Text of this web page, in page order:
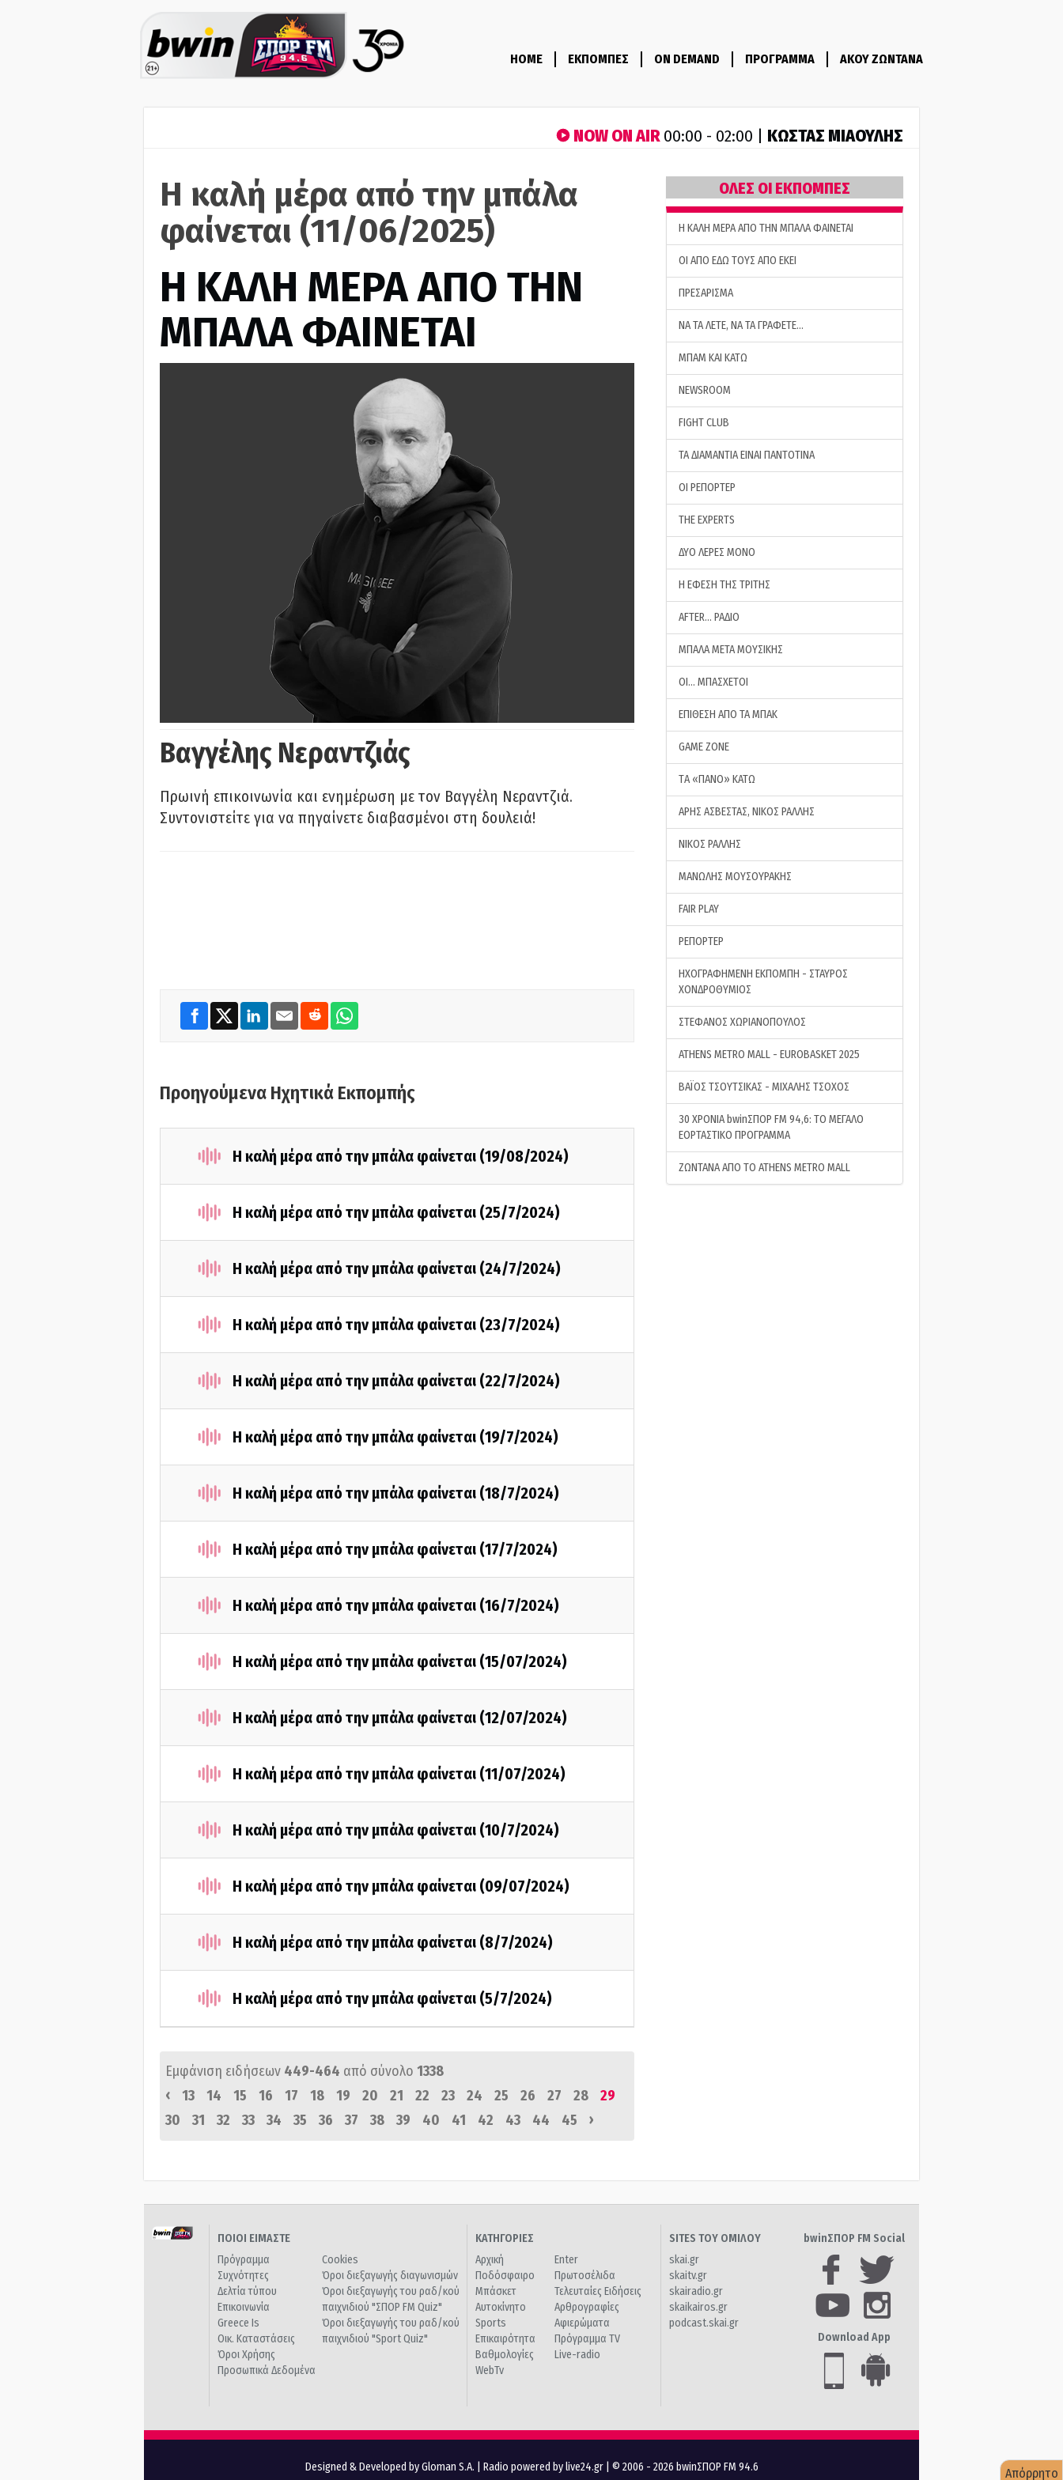
HOME ΕΚΠΟΜΠΕΣ ON DEMAND ΠΡΟΓΡΑΜΜΑ ΑΚΟΥ ΖΩΝΤΑΝΑ
NOW ON AIR00:00 - 02:00 | ΚΩΣΤΑΣ ΜΙΑΟΥΛΗΣ
Η καλή μέρα από την μπάλα
φαίνεται (11/06/2025)
H ΚΑΛΗ ΜΕΡΑ ΑΠΟ ΤΗΝ
ΜΠΑΛΑ ΦΑΙΝΕΤΑΙ
Βαγγέλης Νεραντζιάς
Πρωινή επικοινωνία και ενημέρωση με τον Βαγγέλη Νεραντζιά.
Συντονιστείτε για να πηγαίνετε διαβασμένοι στη δουλειά!
Προηγούμενα Ηχητικά Εκπομπής
Η καλή μέρα από την μπάλα φαίνεται (19/08/2024)
Η καλή μέρα από την μπάλα φαίνεται (25/7/2024)
Η καλή μέρα από την μπάλα φαίνεται (24/7/2024)
Η καλή μέρα από την μπάλα φαίνεται (23/7/2024)
Η καλή μέρα από την μπάλα φαίνεται (22/7/2024)
Η καλή μέρα από την μπάλα φαίνεται (19/7/2024)
Η καλή μέρα από την μπάλα φαίνεται (18/7/2024)
Η καλή μέρα από την μπάλα φαίνεται (17/7/2024)
Η καλή μέρα από την μπάλα φαίνεται (16/7/2024)
Η καλή μέρα από την μπάλα φαίνεται (15/07/2024)
Η καλή μέρα από την μπάλα φαίνεται (12/07/2024)
Η καλή μέρα από την μπάλα φαίνεται (11/07/2024)
Η καλή μέρα από την μπάλα φαίνεται (10/7/2024)
Η καλή μέρα από την μπάλα φαίνεται (09/07/2024)
Η καλή μέρα από την μπάλα φαίνεται (8/7/2024)
Η καλή μέρα από την μπάλα φαίνεται (5/7/2024)
Εμφάνιση ειδήσεων 449-464 από σύνολο 1338
‹
13 14 15 16 17 18 19 20 21 22 23 24 25 26 27 28
29
30
31 32 33 34 35 36 37 38 39 40 41 42 43 44 45 ›
ΟΛΕΣ ΟΙ ΕΚΠΟΜΠΕΣ
H ΚΑΛΗ ΜΕΡΑ ΑΠΟ ΤΗΝ ΜΠΑΛΑ ΦΑΙΝΕΤΑΙ
ΟΙ ΑΠΟ ΕΔΩ ΤΟΥΣ ΑΠΟ ΕΚΕΙ
ΠΡΕΣΑΡΙΣΜΑ
ΝΑ ΤΑ ΛΕΤΕ, ΝΑ ΤΑ ΓΡΑΦΕΤΕ…
ΜΠΑΜ ΚΑΙ ΚΑΤΩ
NEWSROOM
FIGHT CLUB
ΤΑ ΔΙΑΜΑΝΤΙΑ ΕΙΝΑΙ ΠΑΝΤΟΤΙΝΑ
ΟΙ ΡΕΠΟΡΤΕΡ
THE EXPERTS
ΔΥΟ ΛΕΡΕΣ ΜΟΝΟ
Η ΕΦΕΣΗ ΤΗΣ ΤΡΙΤΗΣ
AFTER… ΡΑΔΙΟ
ΜΠΑΛΑ ΜΕΤΑ ΜΟΥΣΙΚΗΣ
ΟΙ… ΜΠΑΣΧΕΤΟΙ
ΕΠΙΘΕΣΗ ΑΠΟ ΤΑ ΜΠΑΚ
GAME ZONE
ΤA «ΠΑΝΟ» ΚΑΤΩ
ΑΡΗΣ ΑΣΒΕΣΤΑΣ, ΝΙΚΟΣ ΡΑΛΛΗΣ
ΝΙΚΟΣ ΡΑΛΛΗΣ
ΜΑΝΩΛΗΣ ΜΟΥΣΟΥΡΑΚΗΣ
FAIR PLAY
ΡΕΠΟΡΤΕΡ
ΗΧΟΓΡΑΦΗΜΕΝΗ ΕΚΠΟΜΠΗ - ΣΤΑΥΡΟΣ
ΧΟΝΔΡΟΘΥΜΙΟΣ
ΣΤΕΦΑΝΟΣ ΧΩΡΙΑΝΟΠΟΥΛΟΣ
ATHENS METRO MALL - EUROBASKET 2025
ΒΑΪΟΣ ΤΣΟΥΤΣΙΚΑΣ - ΜΙΧΑΛΗΣ ΤΣΟΧΟΣ
30 ΧΡΟΝΙΑ bwinΣΠΟΡ FM 94,6: ΤΟ ΜΕΓΑΛΟ
ΕΟΡΤΑΣΤΙΚΟ ΠΡΟΓΡΑΜΜΑ
ΖΩΝΤΑΝΑ ΑΠΟ ΤΟ ATHENS METRO MALL
ΠΟΙΟΙ ΕΙΜΑΣΤΕ
Πρόγραμμα
Συχνότητες
Δελτία τύπου
Επικοινωνία
Greece Is
Οικ. Καταστάσεις
Όροι Χρήσης
Προσωπικά Δεδομένα
Cookies
Όροι διεξαγωγής διαγωνισμών
Όροι διεξαγωγής του ραδ/κού
παιχνιδιού "ΣΠΟΡ FM Quiz"
Όροι διεξαγωγής του ραδ/κού
παιχνιδιού "Sport Quiz"
ΚΑΤΗΓΟΡΙΕΣ
Αρχική
Ποδόσφαιρο
Μπάσκετ
Αυτοκίνητο
Sports
Επικαιρότητα
Βαθμολογίες
WebTv
Enter
Πρωτοσέλιδα
Τελευταίες Ειδήσεις
Αρθρογραφίες
Αφιερώματα
Πρόγραμμα TV
Live-radio
SITES ΤΟΥ ΟΜΙΛΟΥ
skai.gr
skaitv.gr
skairadio.gr
skaikairos.gr
podcast.skai.gr
bwinΣΠΟΡ FM Social
Download App
Designed & Developed by Gloman S.A. Radio powered by live24.gr | © 2006 - 2026 bwinΣΠΟΡ FM 94.6 Απόρρητο